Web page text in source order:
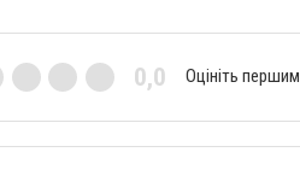
0,0 Оцініть першим